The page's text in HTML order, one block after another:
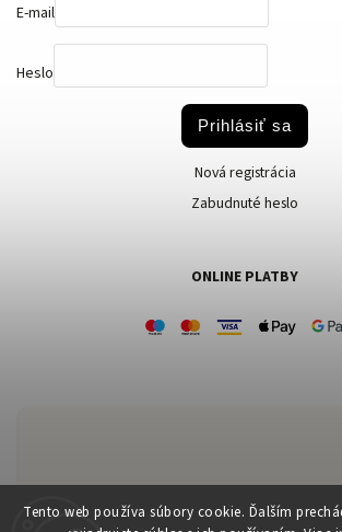
Tento web používa súbory cookie. Ďalším
Zákaznícka podpora:
E-mail
Heslo
Prihlásiť sa
Nová registrácia
Zabudnuté heslo
ONLINE PLATBY